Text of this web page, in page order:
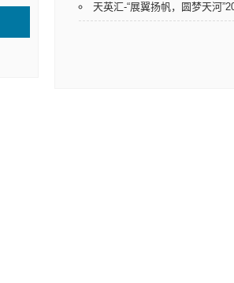
天英汇-“展翼扬帆，圆梦天河